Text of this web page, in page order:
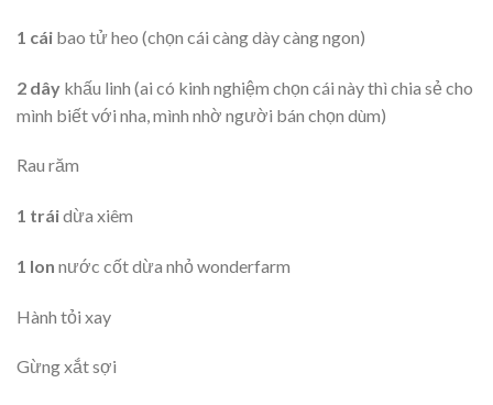
1 cái bao tử heo (chọn cái càng dày càng ngon)
2 dây khấu linh (ai có kinh nghiệm chọn cái này thì chia sẻ cho
mình biết với nha, mình nhờ người bán chọn dùm)
Rau răm
1 tráidừa xiêm
1 lon nước cốt dừa nhỏ wonderfarm
Hành tỏi xay
Gừng xắt sợi